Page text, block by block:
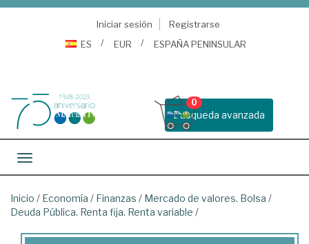
Iniciar sesión
Registrarse
ES
EUR ESPAÑA PENINSULAR
Busqueda avanzada
0
Toggle navigation
Inicio / Economía / Finanzas / Mercado de valores. Bolsa /
Deuda Pública. Renta fija. Renta variable /